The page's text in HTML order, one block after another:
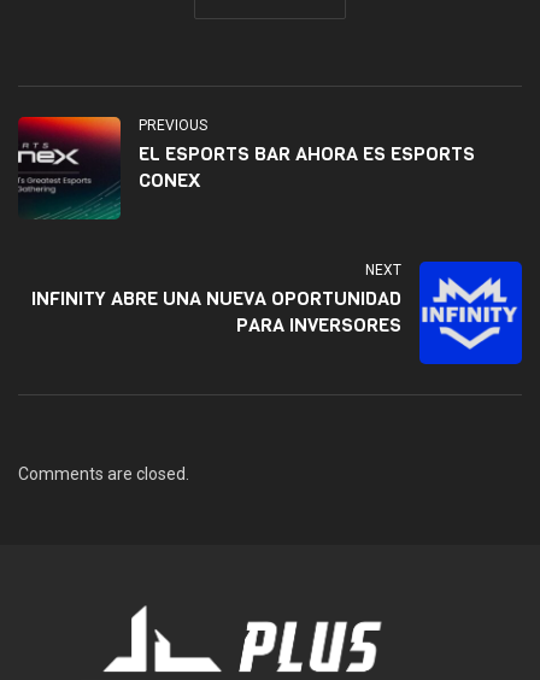
PREVIOUS
EL ESPORTS BAR AHORA ES ESPORTS
CONEX
NEXT
INFINITY ABRE UNA NUEVA OPORTUNIDAD
PARA INVERSORES
Comments are closed.